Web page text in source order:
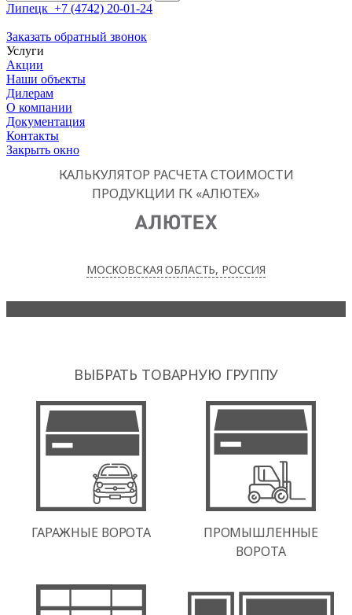
Липецк +7 (4742) 20-01-24
Заказать обратный звонок
Услуги
Акции
Наши объекты
Дилерам
О компании
Документация
Контакты
Закрыть окно